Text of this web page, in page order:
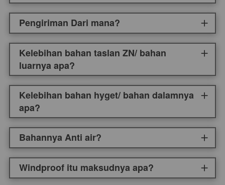
Pengiriman Dari mana?
Kelebihan bahan taslan ZN/ bahan
luarnya apa?
Kelebihan bahan hyget/ bahan dalamnya
apa?
Bahannya Anti air?
Windproof itu maksudnya apa?